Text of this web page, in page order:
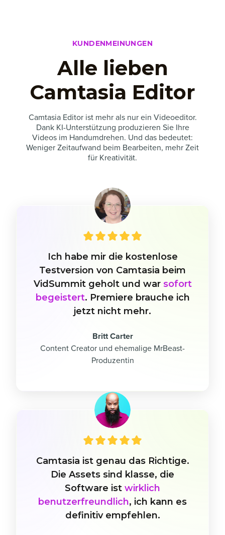
KUNDENMEINUNGEN
Alle lieben
Camtasia Editor
Camtasia Editor ist mehr als nur ein Videoeditor.
Dank KI-Unterstützung produzieren Sie Ihre
Videos im Handumdrehen. Und das bedeutet:
Weniger Zeitaufwand beim Bearbeiten, mehr Zeit
für Kreativität.
Ich habe mir die kostenlose
Testversion von Camtasia beim
VidSummit geholt und war sofort
begeistert. Premiere brauche ich
jetzt nicht mehr.
Britt Carter
Content Creator und ehemalige MrBeast-
Produzentin
Camtasia ist genau das Richtige.
Die Assets sind klasse, die
Software ist wirklich
benutzerfreundlich, ich kann es
definitiv empfehlen.